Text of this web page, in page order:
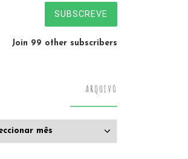
SUBSCREVE
Join 99 other subscribers
ARQUIVO